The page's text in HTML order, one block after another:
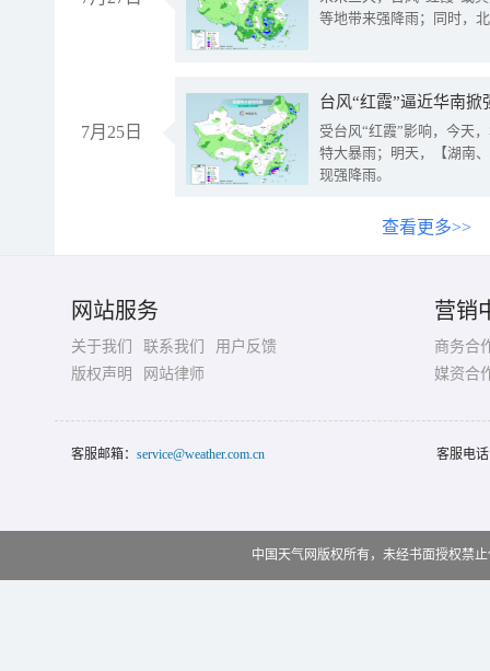
等地带来强降雨；同时，
7月25日
台风“红霞”逼近华南
受台风“红霞”影响，今天
特大暴雨；明天，【湖南
现强降雨。
查看更多>>
网站服务
关于我们 联系我们
用户反馈
版权声明
网站律师
营销
商务合
媒资合
客服邮箱： service@weather.com.cn 客服电
中国天气网版权所有，未经书面授权